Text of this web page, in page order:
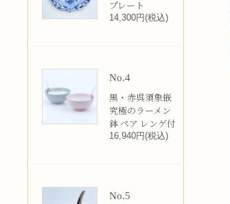
プレート
14,300円(税込)
No.4
黒・赤呉須象嵌
究極のラーメン
鉢 ペア レンゲ付
16,940円(税込)
No.5